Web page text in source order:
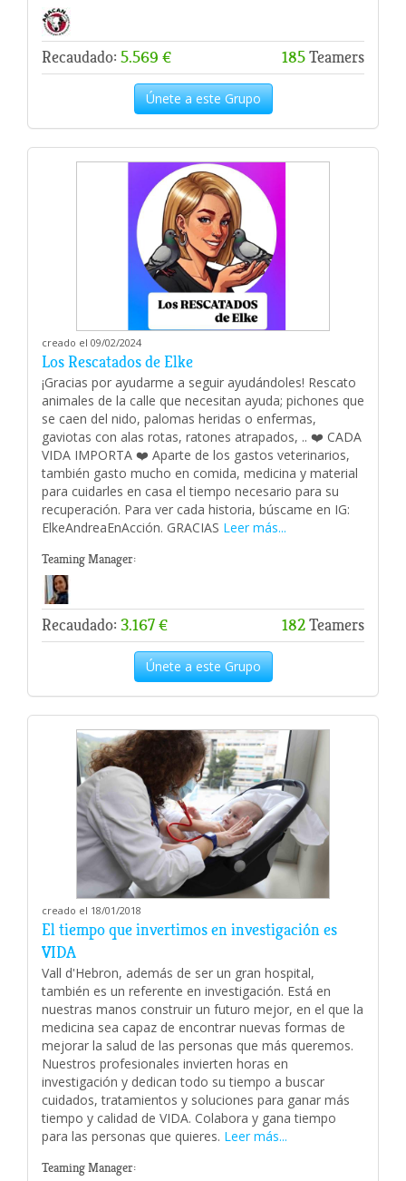
Recaudado: 5.569 € 185Teamers
Únete a este Grupo
creado el 09/02/2024
Los Rescatados de Elke
¡Gracias por ayudarme a seguir ayudándoles! Rescato
animales de la calle que necesitan ayuda; pichones que
se caen del nido, palomas heridas o enfermas,
gaviotas con alas rotas, ratones atrapados, .. ❤️ CADA
VIDA IMPORTA ❤️ Aparte de los gastos veterinarios,
también gasto mucho en comida, medicina y material
para cuidarles en casa el tiempo necesario para su
recuperación. Para ver cada historia, búscame en IG:
ElkeAndreaEnAcción. GRACIAS Leer más...
Teaming Manager:
Recaudado: 3.167 € 182Teamers
Únete a este Grupo
creado el 18/01/2018
El tiempo que invertimos en investigación es
VIDA
Vall d'Hebron, además de ser un gran hospital,
también es un referente en investigación. Está en
nuestras manos construir un futuro mejor, en el que la
medicina sea capaz de encontrar nuevas formas de
mejorar la salud de las personas que más queremos.
Nuestros profesionales invierten horas en
investigación y dedican todo su tiempo a buscar
cuidados, tratamientos y soluciones para ganar más
tiempo y calidad de VIDA. Colabora y gana tiempo
para las personas que quieres. Leer más...
Teaming Manager: